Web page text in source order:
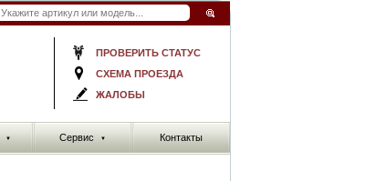
ПРОВЕРИТЬ СТАТУС
СХЕМА ПРОЕЗДА
ЖАЛОБЫ
▼ Сервис ▼ Контакты